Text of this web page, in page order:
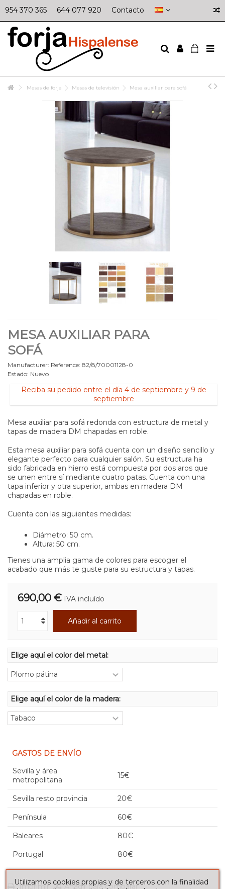
954 370 365 644 077 920 Contacto
Mesas de forja Mesas de televisión Mesa auxiliar para sofá
MESA AUXILIAR PARA
SOFÁ
Manufacturer: Reference: 82/8/70001128-0
Estado: Nuevo
Reciba su pedido entre el día 4 de septiembre y 9 de
septiembre
Mesa auxiliar para sofá redonda con estructura de metal y
tapas de madera DM chapadas en roble.
Esta mesa auxiliar para sofá cuenta con un diseño sencillo y
elegante perfecto para cualquier salón. Su estructura ha
sido fabricada en hierro está compuesta por dos aros que
se unen entre sí mediante cuatro patas. Cuenta con una
tapa inferior y otra superior, ambas en madera DM
chapadas en roble.
Cuenta con las siguientes medidas:
Diámetro: 50 cm.
Altura: 50 cm.
Tienes una amplia gama de colores para escoger el
acabado que más te guste para su estructura y tapas.
690,00 € IVA incluído
Añadir al carrito
Elige aquí el color del metal:
Elige aquí el color de la madera:
GASTOS DE ENVÍO
Sevilla y área
metropolitana
15€
Sevilla resto provincia 20€
Península 60€
Baleares 80€
Portugal 80€
Imprimir
Añadir para comparar
Utilizamos cookies propias y de terceros con la finalidad